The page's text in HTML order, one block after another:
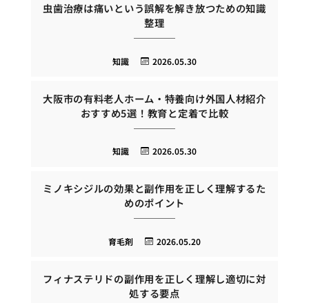
虫歯治療は痛いという誤解を解き放つための知識
整理
2026.05.30
知識
大阪市の有料老人ホーム・特養向け外国人材紹介
おすすめ5選！教育と定着で比較
2026.05.30
知識
ミノキシジルの効果と副作用を正しく理解するた
めのポイント
2026.05.20
育毛剤
フィナステリドの副作用を正しく理解し適切に対
処する要点